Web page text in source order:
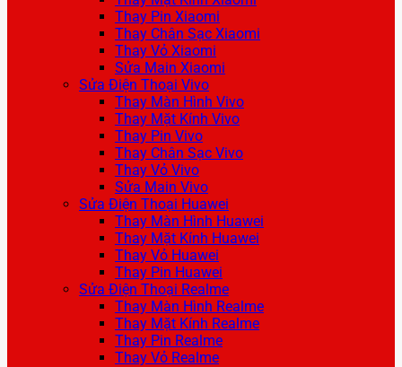
Thay Pin Xiaomi
Thay Chân Sạc Xiaomi
Thay Vỏ Xiaomi
Sửa Main Xiaomi
Sửa Điện Thoại Vivo
Thay Màn Hình Vivo
Thay Mặt Kính Vivo
Thay Pin Vivo
Thay Chân Sạc Vivo
Thay Vỏ Vivo
Sửa Main Vivo
Sửa Điện Thoại Huawei
Thay Màn Hình Huawei
Thay Mặt Kính Huawei
Thay Vỏ Huawei
Thay Pin Huawei
Sửa Điện Thoại Realme
Thay Màn Hình Realme
Thay Mặt Kính Realme
Thay Pin Realme
Thay Vỏ Realme